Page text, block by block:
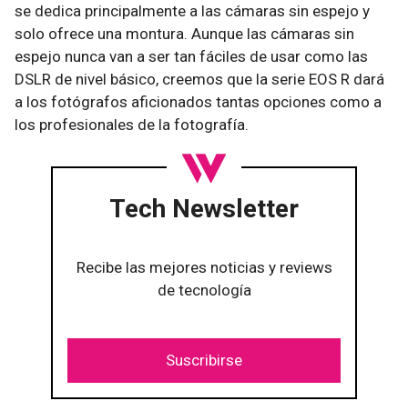
se dedica principalmente a las cámaras sin espejo y
solo ofrece una montura. Aunque las cámaras sin
espejo nunca van a ser tan fáciles de usar como las
DSLR de nivel básico, creemos que la serie EOS R dará
a los fotógrafos aficionados tantas opciones como a
los profesionales de la fotografía.
Tech Newsletter
Recibe las mejores noticias y reviews
de tecnología
Suscribirse